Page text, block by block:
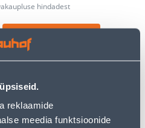
reklaamide
meedia funktsioonide
hindadest
LISA OSTUKORVI